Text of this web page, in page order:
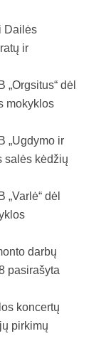
Dailės
ir
dėl
mokyklos
„Ugdymo ir
salės kėdžių
dėl
darbų
pasirašyta
koncertų
pirkimų